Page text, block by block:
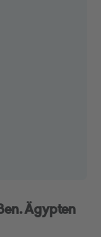
Ägypten